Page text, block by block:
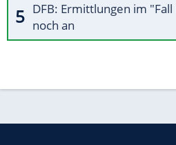
DFB: Ermittlungen im
noch an